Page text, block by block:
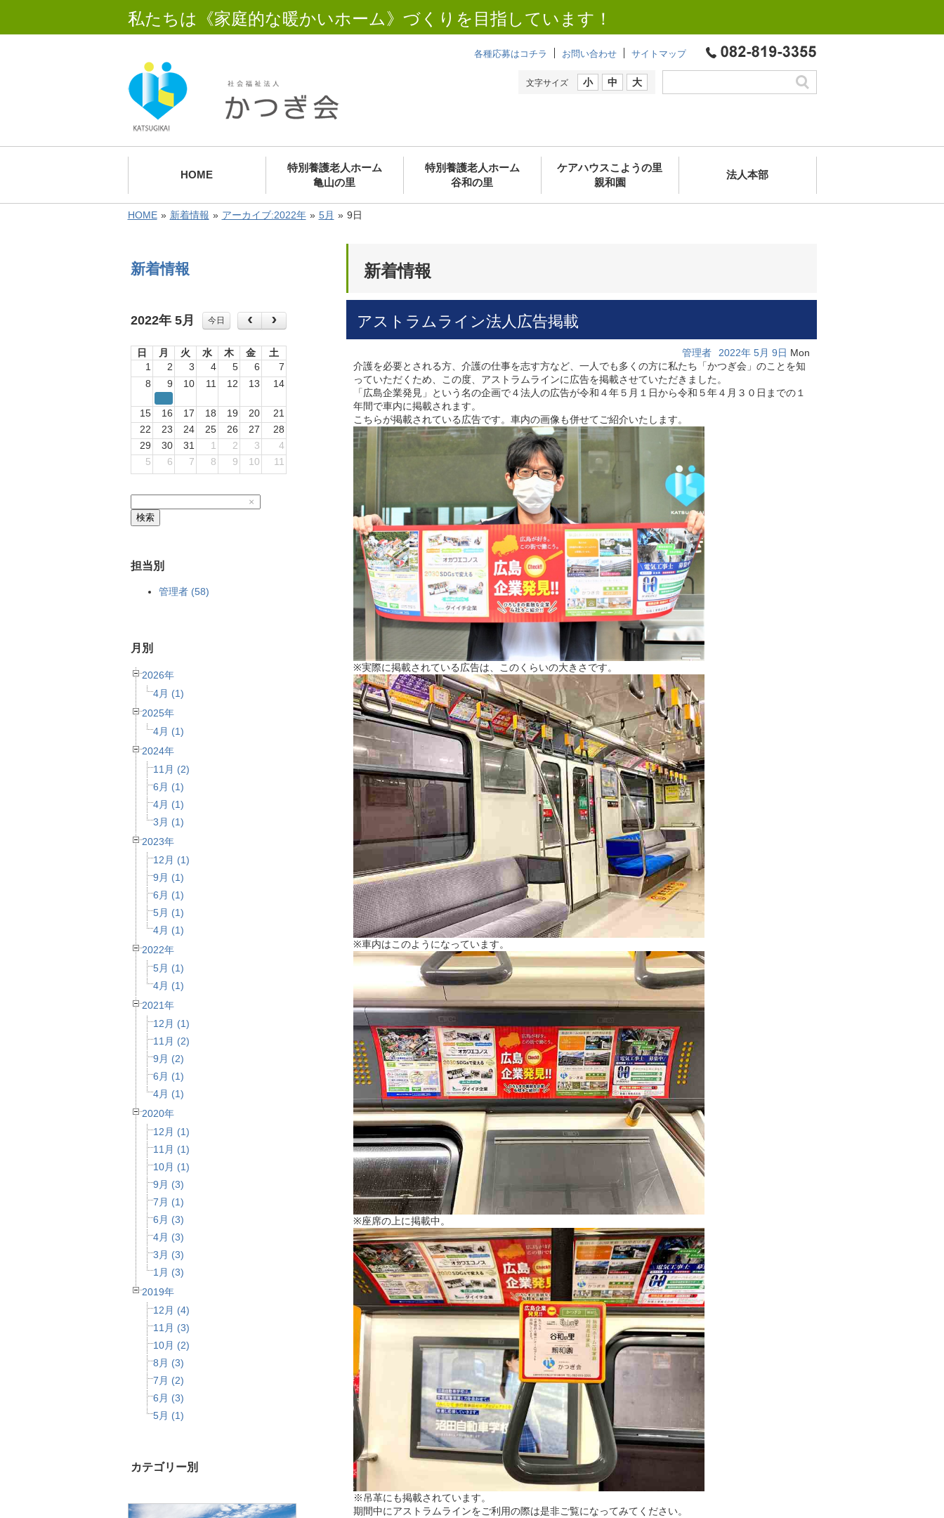
私たちは《家庭的な暖かいホーム》づくりを目指しています！
サイトマップ
お問い合わせ
各種応募はコチラ
文字サイズ 大
中
小
HOME
特別養護老人ホーム
亀山の里
特別養護老人ホーム
谷和の里
ケアハウスこようの里
親和園
法人本部
HOME » 新着情報 » アーカイブ:2022年 » 5月 » 9日
新着情報
2022年 5月 今日
日 月 火 水 木 金
土
1
2 3 4 5 6
7
8
9 10 11 12 13 14
15 16 17 18 19 20
21
22
23 24 25 26 27
28
29
30 31 1 2 3
4
5
6 7 8 9 10 11
×
検索
担当別
管理者 (58)
月別
2026年
4月 (1)
2025年
4月 (1)
2024年
11月 (2)
6月 (1)
4月 (1)
3月 (1)
2023年
12月 (1)
9月 (1)
6月 (1)
5月 (1)
4月 (1)
2022年
5月 (1)
4月 (1)
2021年
12月 (1)
11月 (2)
9月 (2)
6月 (1)
4月 (1)
2020年
12月 (1)
11月 (1)
10月 (1)
9月 (3)
7月 (1)
6月 (3)
4月 (3)
3月 (3)
1月 (3)
2019年
12月 (4)
11月 (3)
10月 (2)
8月 (3)
7月 (2)
6月 (3)
5月 (1)
カテゴリー別
新着情報
アストラムライン法人広告掲載
2022年 5月 9日 Mon
管理者
介護を必要とされる方、介護の仕事を志す方など、一人でも多くの方に私たち「かつぎ会」のことを知
っていただくため、この度、アストラムラインに広告を掲載させていただきました。
「広島企業発見」という名の企画で４法人の広告が令和４年５月１日から令和５年４月３０日までの１
年間で車内に掲載されます。
こちらが掲載されている広告です。車内の画像も併せてご紹介いたします。
※実際に掲載されている広告は、このくらいの大きさです。
※車内はこのようになっています。
※座席の上に掲載中。
※吊革にも掲載されています。
期間中にアストラムラインをご利用の際は是非ご覧になってみてください。